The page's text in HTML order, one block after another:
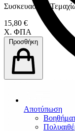
Αποτύπωση
Συσκευασία 9
15,80 €
Χ. ΦΠΑ
Προσθήκη